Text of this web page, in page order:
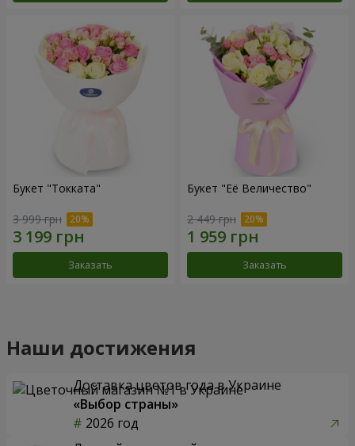
Букет "Токката"
3 999 грн
Заказать
Букет "Её Величество"
2 449 грн
Заказать
Наши достижения
Доставка цветов года в Украине
«Выбор страны»
2026 год